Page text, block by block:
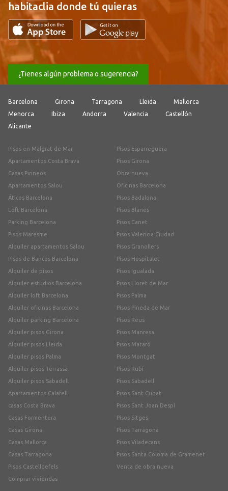
habitaclia donde tú quieras
¿Tienes algún problema o sugerencia?
Barcelona Girona Tarragona Lleida
Mallorca
Menorca
Ibiza Andorra Valencia
Castellón
Alicante
Pisos en Malgrat de Mar
Apartamentos Costa Brava
Casas Pirineos
Apartamentos Salou
Áticos Barcelona
Loft Barcelona
Parking Barcelona
Pisos Maresme
Alquiler apartamentos Salou
Pisos de Bancos Barcelona
Alquiler de pisos
Alquiler estudios Barcelona
Alquiler loft Barcelona
Alquiler oficinas Barcelona
Alquiler parking Barcelona
Alquiler pisos Girona
Alquiler pisos Lleida
Alquiler pisos Palma
Alquiler pisos Terrassa
Alquiler pisos Sabadell
Apartamentos Calafell
casas Costa Brava
Casas Formentera
Casas Girona
Casas Mallorca
Casas Tarragona
Pisos Castelldefels
Comprar viviendas
Pisos Esparreguera
Pisos Girona
Obra nueva
Oficinas Barcelona
Pisos Badalona
Pisos Blanes
Pisos Canet
Pisos Valencia Ciudad
Pisos Granollers
Pisos Hospitalet
Pisos Igualada
Pisos Lloret de Mar
Pisos Palma
Pisos Pineda de Mar
Pisos Reus
Pisos Manresa
Pisos Mataró
Pisos Montgat
Pisos Rubí
Pisos Sabadell
Pisos Sant Cugat
Pisos Sant Joan Despí
Pisos Sitges
Pisos Tarragona
Pisos Viladecans
Pisos Santa Coloma de Gramenet
Venta de obra nueva